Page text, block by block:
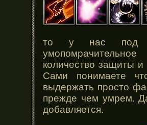
то у нас под
количество защиты
Сами понимаете
выдержать просто
прежде чем умрем.
добавляется.